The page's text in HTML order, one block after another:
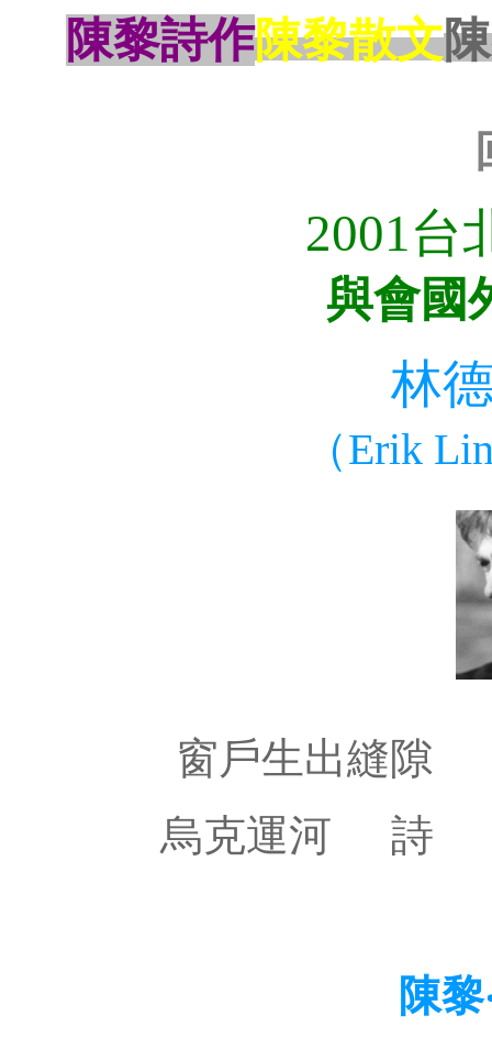
陳黎詩作陳黎散文
2001台
與會國
林
（Erik
窗戶生出縫隙
烏克運河
詩
陳